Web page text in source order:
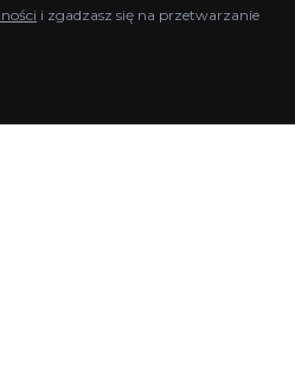
i zgadzasz się na przetwarzanie